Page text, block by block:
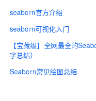
seaborn官方介绍
seaborn可视化入门
【宝藏级】全网最全的
字总结）
Seaborn常见绘图总结